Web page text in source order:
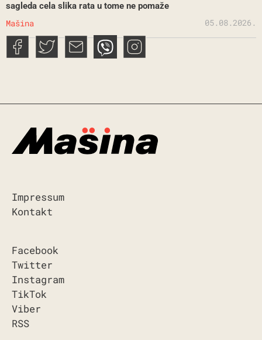
sagleda cela slika rata u tome ne pomaže
Mašina 05.08.2026.
Impressum
Kontakt
Facebook
Twitter
Instagram
TikTok
Viber
RSS